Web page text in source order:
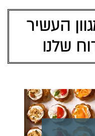
העשיר
שלנו